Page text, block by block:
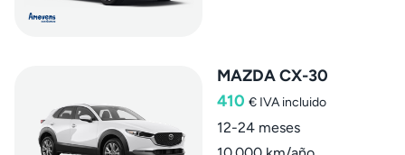
MAZDA CX-30
410 € IVA incluido
12-24 meses